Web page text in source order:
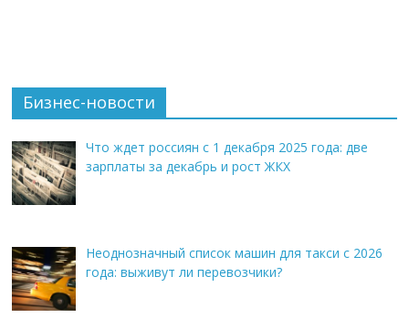
Бизнес-новости
Что ждет россиян с 1 декабря 2025 года: две
зарплаты за декабрь и рост ЖКХ
Неоднозначный список машин для такси с 2026
года: выживут ли перевозчики?